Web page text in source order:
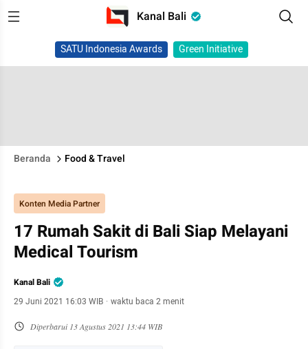
Kanal Bali
SATU Indonesia Awards Green Initiative
Beranda Food & Travel
Konten Media Partner
17 Rumah Sakit di Bali Siap Melayani
Medical Tourism
Kanal Bali
29 Juni 2021 16:03 WIB · waktu baca 2 menit
Diperbarui 13 Agustus 2021 13:44 WIB